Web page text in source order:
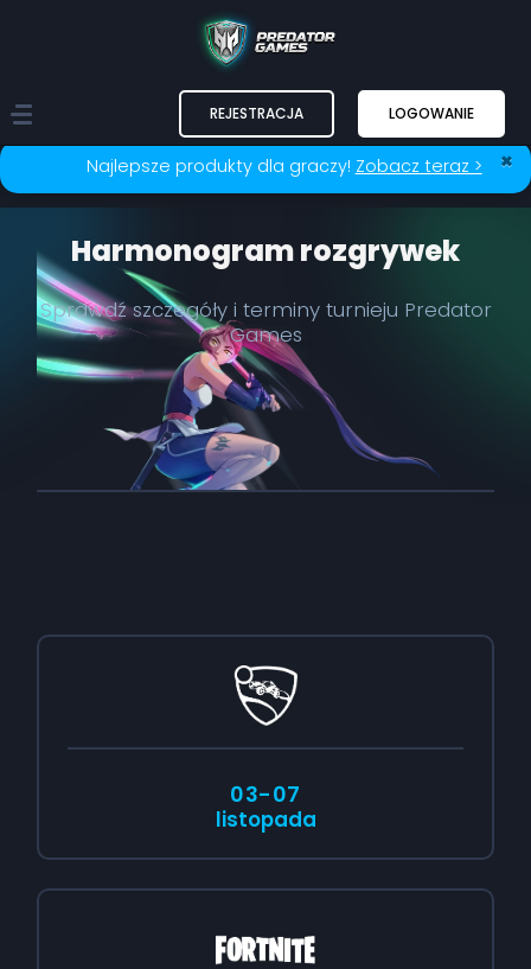
REJESTRACJA LOGOWANIE
×
Najlepsze produkty dla graczy! Zobacz teraz >
Harmonogram rozgrywek
Sprawdź szczegóły i terminy turnieju Predator
Games
03-07
listopada